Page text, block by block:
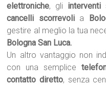
elettroniche, gli interventi
cancelli scorrevolia
gestire al meglio la tua
Bologna San Luca.
Un altro vantaggio non
con una semplice
contatto diretto, senza